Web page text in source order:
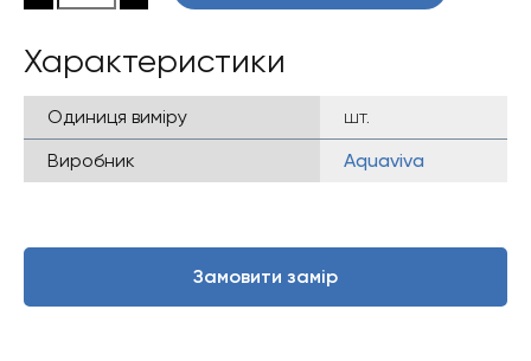
Характеристики
Одиниця виміру
шт.
Виробник
Aquaviva
Замовити замір